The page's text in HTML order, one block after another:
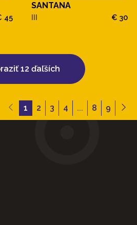
45
SANTANA
III € 30
12 ďaľších
1 2 3 4 ... 8 9